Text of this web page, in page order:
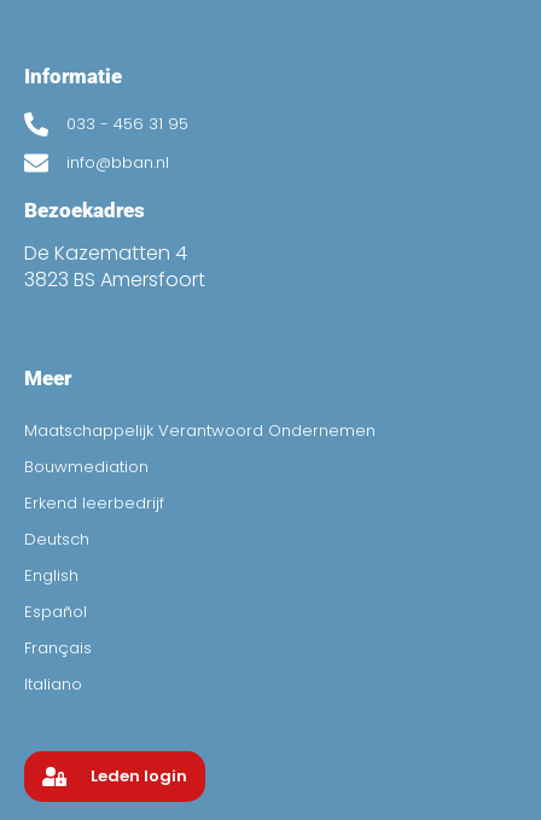
Informatie
033 - 456 31 95
info@bban.nl
Bezoekadres
De Kazematten 4
3823 BS Amersfoort
Meer
Maatschappelijk Verantwoord Ondernemen
Bouwmediation
Erkend leerbedrijf
Deutsch
English
Español
Français
Italiano
Leden login